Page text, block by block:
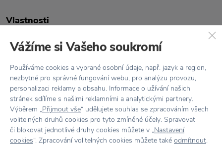
Vlastnosti
Kód produktu
Barva Černobílá
Designér Teemu Järvi
Materiál Papír
Rozměr Š: 30cm, V: 40cm
Vážíme si Vašeho soukromí
Používáme cookies a vybrané osobní údaje, např. jazyk a region,
nezbytné pro správné fungování webu, pro analýzu provozu,
personalizaci reklamy a obsahu. Informace o užívání našich
stránek sdílíme s našimi reklamními a analytickými partnery.
Výběrem „Přijmout vše“ udělujete souhlas se zpracováním všech
volitelných druhů cookies pro tyto zmíněné účely. Spravovat
či blokovat jednotlivé druhy cookies můžete v „Nastavení
cookies“. Zpracování volitelných cookies můžete také odmítnout.